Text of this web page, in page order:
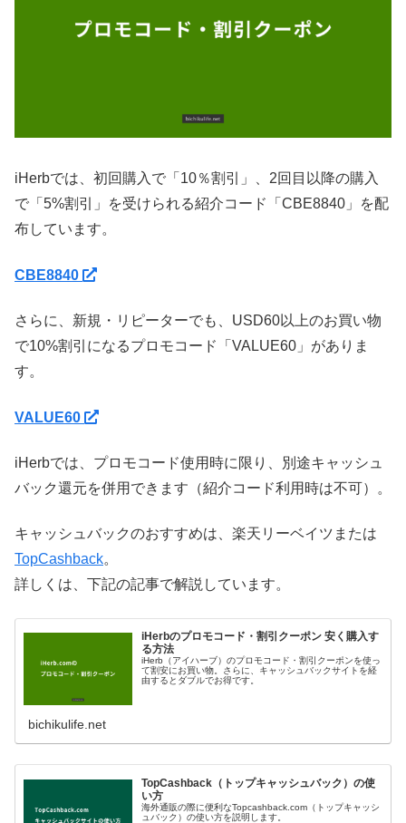
iHerbでは、初回購入で「10％割引」、2回目以降の購入
で「5%割引」を受けられる紹介コード「CBE8840」を配
布しています。
CBE8840
さらに、新規・リピーターでも、USD60以上のお買い物
で10%割引になるプロモコード「VALUE60」がありま
す。
VALUE60
iHerbでは、プロモコード使用時に限り、別途キャッシュ
バック還元を併用できます（紹介コード利用時は不可）。
キャッシュバックのおすすめは、楽天リーベイツまたは
TopCashback。
詳しくは、下記の記事で解説しています。
iHerbのプロモコード・割引クーポン 安く購入す
る方法
iHerb（アイハーブ）のプロモコード・割引クーポンを使っ
て割安にお買い物。さらに、キャッシュバックサイトを経
由するとダブルでお得です。
bichikulife.net
TopCashback（トップキャッシュバック）の使
い方
海外通販の際に便利なTopcashback.com（トップキャッシ
ュバック）の使い方を説明します。